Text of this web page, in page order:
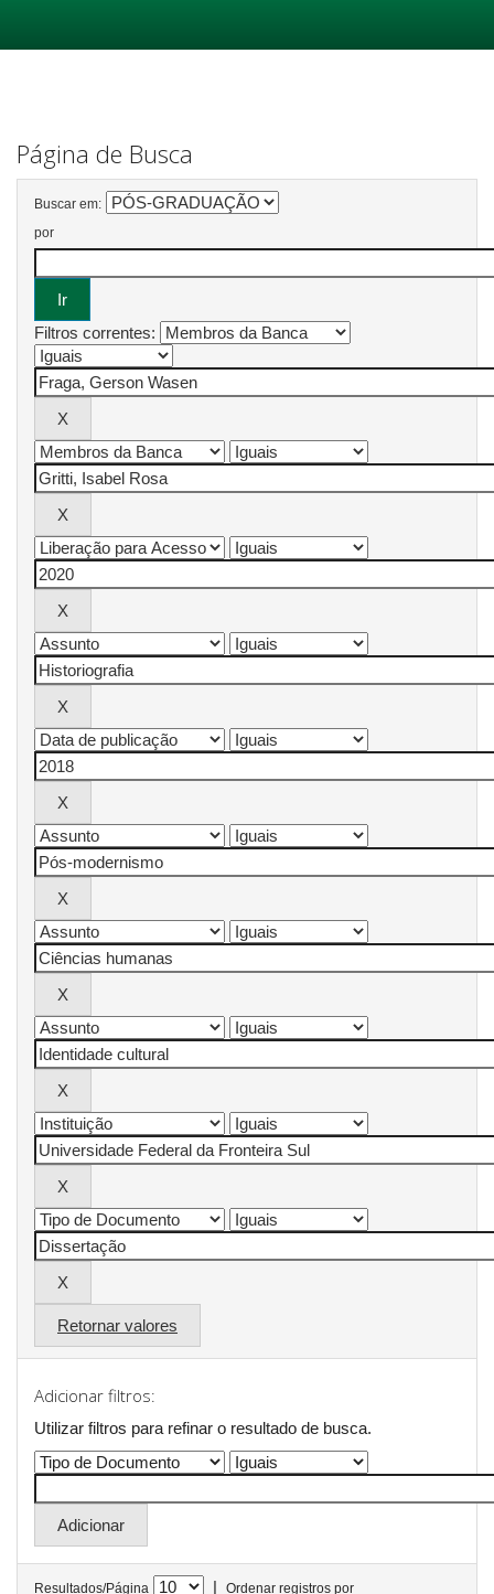
Página de Busca
Buscar em:
por
Filtros correntes:
Retornar valores
Adicionar filtros:
Utilizar filtros para refinar o resultado de busca.
Resultados/Página |
Ordenar registros por